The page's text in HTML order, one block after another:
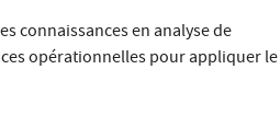
connaissances en analyse de
opérationnelles pour appliquer le